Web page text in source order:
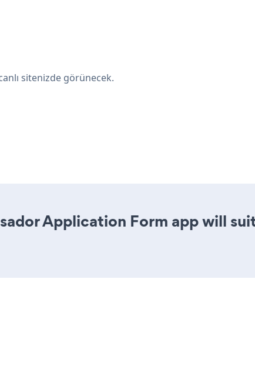
sitenizde görünecek.
Application Form app will